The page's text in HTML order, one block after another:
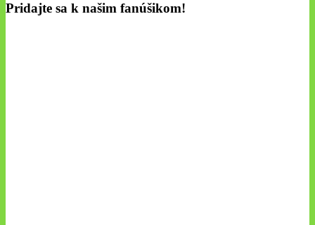
Pridajte sa k našim fanúšikom!